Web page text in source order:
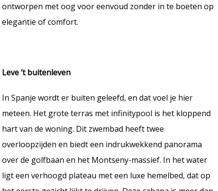
ontworpen met oog voor eenvoud zonder in te boeten op
elegantie of comfort.
Leve ’t buitenleven
In Spanje wordt er buiten geleefd, en dat voel je hier
meteen. Het grote terras met infinitypool is het kloppend
hart van de woning. Dit zwembad heeft twee
overloopzijden en biedt een indrukwekkend panorama
over de golfbaan en het Montseny-massief. In het water
ligt een verhoogd plateau met een luxe hemelbed, dat op